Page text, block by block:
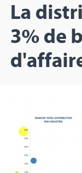
La
3% de